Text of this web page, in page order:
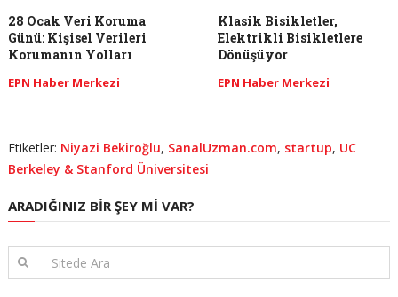
28 Ocak Veri Koruma
Günü: Kişisel Verileri
Korumanın Yolları
EPN Haber Merkezi
Klasik Bisikletler,
Elektrikli Bisikletlere
Dönüşüyor
EPN Haber Merkezi
Etiketler: Niyazi Bekiroğlu, SanalUzman.com, startup, UC
Berkeley & Stanford Üniversitesi
ARADIĞINIZ BIR ŞEY MI VAR?